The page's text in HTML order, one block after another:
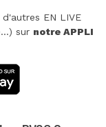
EN LIVE
sur notre APPLI